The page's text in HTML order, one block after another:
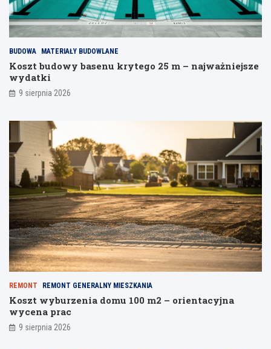
z
a
m
2
a
w
y
c
e
n
a
p
r
w
d
z
o
n
e
s
p
o
y
BUDOWA MATERIAŁY BUDOWLANE
Koszt budowy basenu krytego 25 m – najważniejsze
wydatki
9 sierpnia 2026
REMONT REMONT GENERALNY MIESZKANIA
Koszt wyburzenia domu 100 m2 – orientacyjna
wycena prac
9 sierpnia 2026